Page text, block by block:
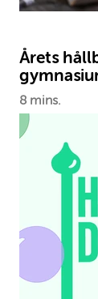
Årets
8 mins.